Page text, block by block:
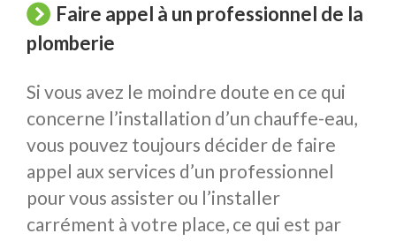
Faire appel à un professionnel de la
plomberie
Si vous avez le moindre doute en ce qui
concerne l’installation d’un chauffe-eau,
vous pouvez toujours décider de faire
appel aux services d’un professionnel
pour vous assister ou l’installer
carrément à votre place, ce qui est par